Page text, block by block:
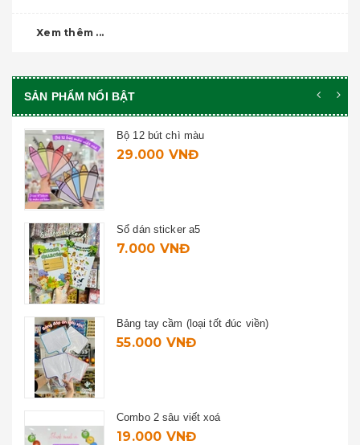
Xem thêm ...
SẢN PHẨM NỔI BẬT
Bộ 12 bút chì màu
29.000 VNĐ
Sổ dán sticker a5
7.000 VNĐ
Bảng tay cầm (loại tốt đúc viền)
55.000 VNĐ
Combo 2 sâu viết xoá
19.000 VNĐ